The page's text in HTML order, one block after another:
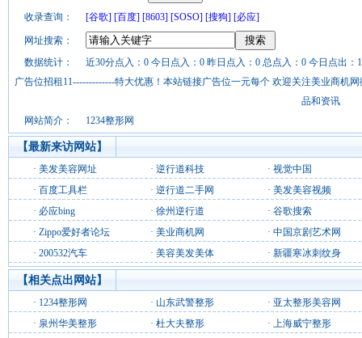
收录查询： [谷歌] [百度] [8603] [SOSO] [搜狗] [必应]
网址搜索：
数据统计：
近30分点入：0 今日点入：0 昨日点入：0 总点入：0 今日点出：
广告位招租11-------------特大优惠！本站链接广告位一元每个 欢迎关注美业商机
品和资讯
网站简介：
1234整形网
【最新来访网站】
· 美发美容网址 · 逆行道科技 · 视觉中国
· 百度工具栏 · 逆行道二手网 · 美发美容视频
· 必应bing · 徐州逆行道 · 谷歌搜索
· Zippo爱好者论坛 · 美业商机网 · 中国京剧艺术网
· 200532汽车 · 美容美发美体 · 新疆寒冰刺纹身
【相关点出网站】
· 1234整形网 · 山东武警整形 · 亚太整形美容网
· 泉州华美整形 · 杜大夫整形 · 上海威宁整形